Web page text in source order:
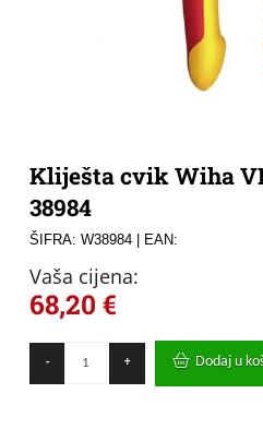
Kliješta cvik Wiha
38984
ŠIFRA: W38984| EAN:
Vaša cijena:
68,20 €
-
Wiha
+ Dodaj u